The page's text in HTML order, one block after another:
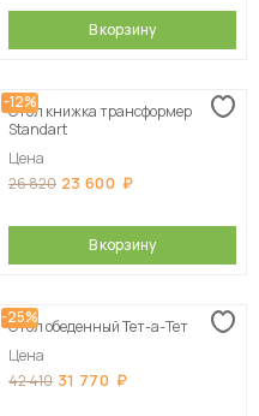
В корзину
-12%
Стол книжка трансформер
Standart
Цена
26 820 23 600
В корзину
-25%
Стол обеденный Тет-а-Тет
Цена
42 410 31 770